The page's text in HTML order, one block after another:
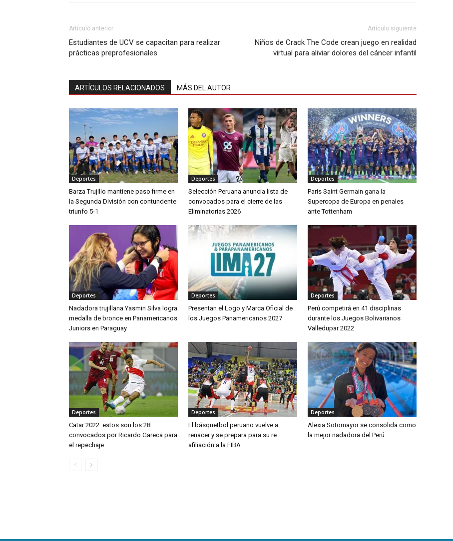
Artículo anterior
Estudiantes de UCV se capacitan para realizar
prácticas preprofesionales
Artículo siguiente
Niños de Crack The Code crean juego en realidad
virtual para aliviar dolores del cáncer infantil
ARTÍCULOS RELACIONADOS MÁS DEL AUTOR
Deportes
Barza Trujillo mantiene paso firme en
la Segunda División con contundente
triunfo 5-1
Deportes
Selección Peruana anuncia lista de
convocados para el cierre de las
Eliminatorias 2026
Deportes
Paris Saint Germain gana la
Supercopa de Europa en penales
ante Tottenham
Deportes
Nadadora trujillana Yasmin Silva logra
medalla de bronce en Panamericanos
Juniors en Paraguay
Deportes
Presentan el Logo y Marca Oficial de
los Juegos Panamericanos 2027
Deportes
Perú competirá en 41 disciplinas
durante los Juegos Bolivarianos
Valledupar 2022
Deportes
Catar 2022: estos son los 28
convocados por Ricardo Gareca para
el repechaje
Deportes
El básquetbol peruano vuelve a
renacer y se prepara para su re
afiliación a la FIBA
Deportes
Alexia Sotomayor se consolida como
la mejor nadadora del Perú